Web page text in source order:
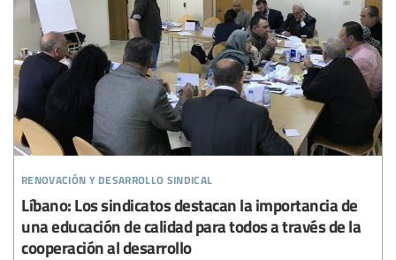
renovación y desarrollo sindical
Líbano: Los sindicatos destacan la importancia de
una educación de calidad para todos a través de la
cooperación al desarrollo